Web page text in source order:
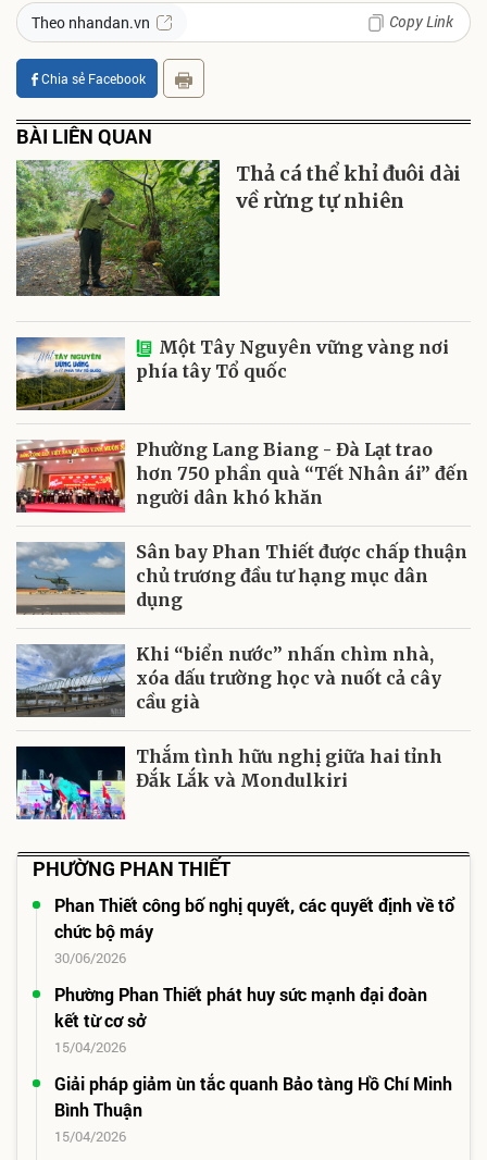
Theo nhandan.vn Copy Link
Chia sẻ Facebook
BÀI LIÊN QUAN
Thả cá thể khỉ đuôi dài
về rừng tự nhiên
Một Tây Nguyên vững vàng nơi
phía tây Tổ quốc
Phường Lang Biang - Đà Lạt trao
hơn 750 phần quà “Tết Nhân ái” đến
người dân khó khăn
Sân bay Phan Thiết được chấp thuận
chủ trương đầu tư hạng mục dân
dụng
Khi “biển nước” nhấn chìm nhà,
xóa dấu trường học và nuốt cả cây
cầu già
Thắm tình hữu nghị giữa hai tỉnh
Đắk Lắk và Mondulkiri
PHƯỜNG PHAN THIẾT
Phan Thiết công bố nghị quyết, các quyết định về tổ
chức bộ máy
30/06/2026
Phường Phan Thiết phát huy sức mạnh đại đoàn
kết từ cơ sở
15/04/2026
Giải pháp giảm ùn tắc quanh Bảo tàng Hồ Chí Minh
Bình Thuận
15/04/2026